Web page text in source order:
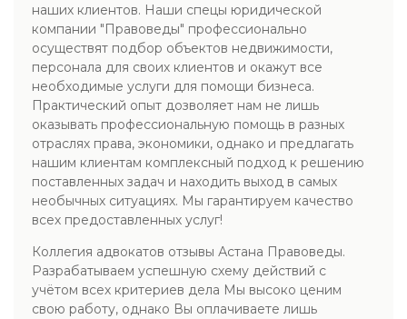
наших клиентов. Наши спецы юридической
компании "Правоведы" профессионально
осуществят подбор объектов недвижимости,
персонала для своих клиентов и окажут все
необходимые услуги для помощи бизнеса.
Практический опыт дозволяет нам не лишь
оказывать профессиональную помощь в разных
отраслях права, экономики, однако и предлагать
нашим клиентам комплексный подход к решению
поставленных задач и находить выход в самых
необычных ситуациях. Мы гарантируем качество
всех предоставленных услуг!
Коллегия адвокатов отзывы Астана Правоведы.
Разрабатываем успешную схему действий с
учётом всех критериев дела Мы высоко ценим
свою работу, однако Вы оплачиваете лишь